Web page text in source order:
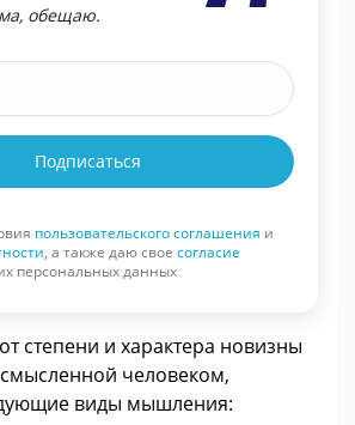
обещаю.
Подписаться
пользовательского соглашения и
, а также даю свое согласие
персональных данных
степени и характера новизны
человеком,
виды мышления: